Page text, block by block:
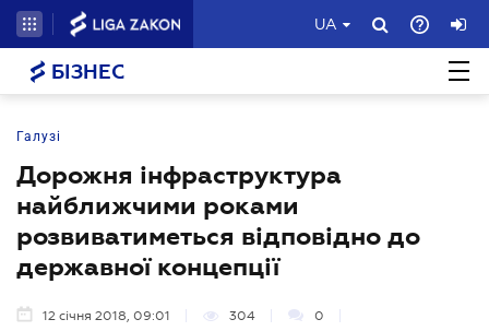
UA
БІЗНЕС
Галузі
Дорожня інфраструктура
найближчими роками
розвиватиметься відповідно до
державної концепції
12 січня 2018, 09:01 304 0